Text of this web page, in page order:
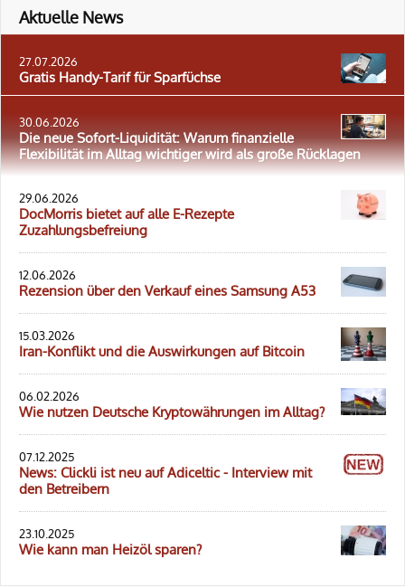
Aktuelle News
27.07.2026
Gratis Handy-Tarif für Sparfüchse
30.06.2026
Die neue Sofort-Liquidität: Warum finanzielle
Flexibilität im Alltag wichtiger wird als große Rücklagen
29.06.2026
DocMorris bietet auf alle E-Rezepte
Zuzahlungsbefreiung
12.06.2026
Rezension über den Verkauf eines Samsung A53
15.03.2026
Iran-Konflikt und die Auswirkungen auf Bitcoin
06.02.2026
Wie nutzen Deutsche Kryptowährungen im Alltag?
07.12.2025
News: Clickli ist neu auf Adiceltic - Interview mit
den Betreibern
23.10.2025
Wie kann man Heizöl sparen?